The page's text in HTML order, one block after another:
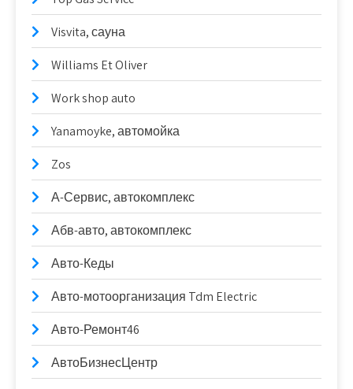
Visvita, сауна
Williams Et Oliver
Work shop auto
Yanamoyke, автомойка
Zos
А-Сервис, автокомплекс
Абв-авто, автокомплекс
Авто-Кеды
Авто-мотоорганизация Tdm Electric
Авто-Ремонт46
АвтоБизнесЦентр